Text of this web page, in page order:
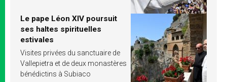
Le pape Léon XIV poursuit
ses haltes spirituelles
estivales
Visites privées du sanctuaire de
Vallepietra et de deux monastères
bénédictins à Subiaco